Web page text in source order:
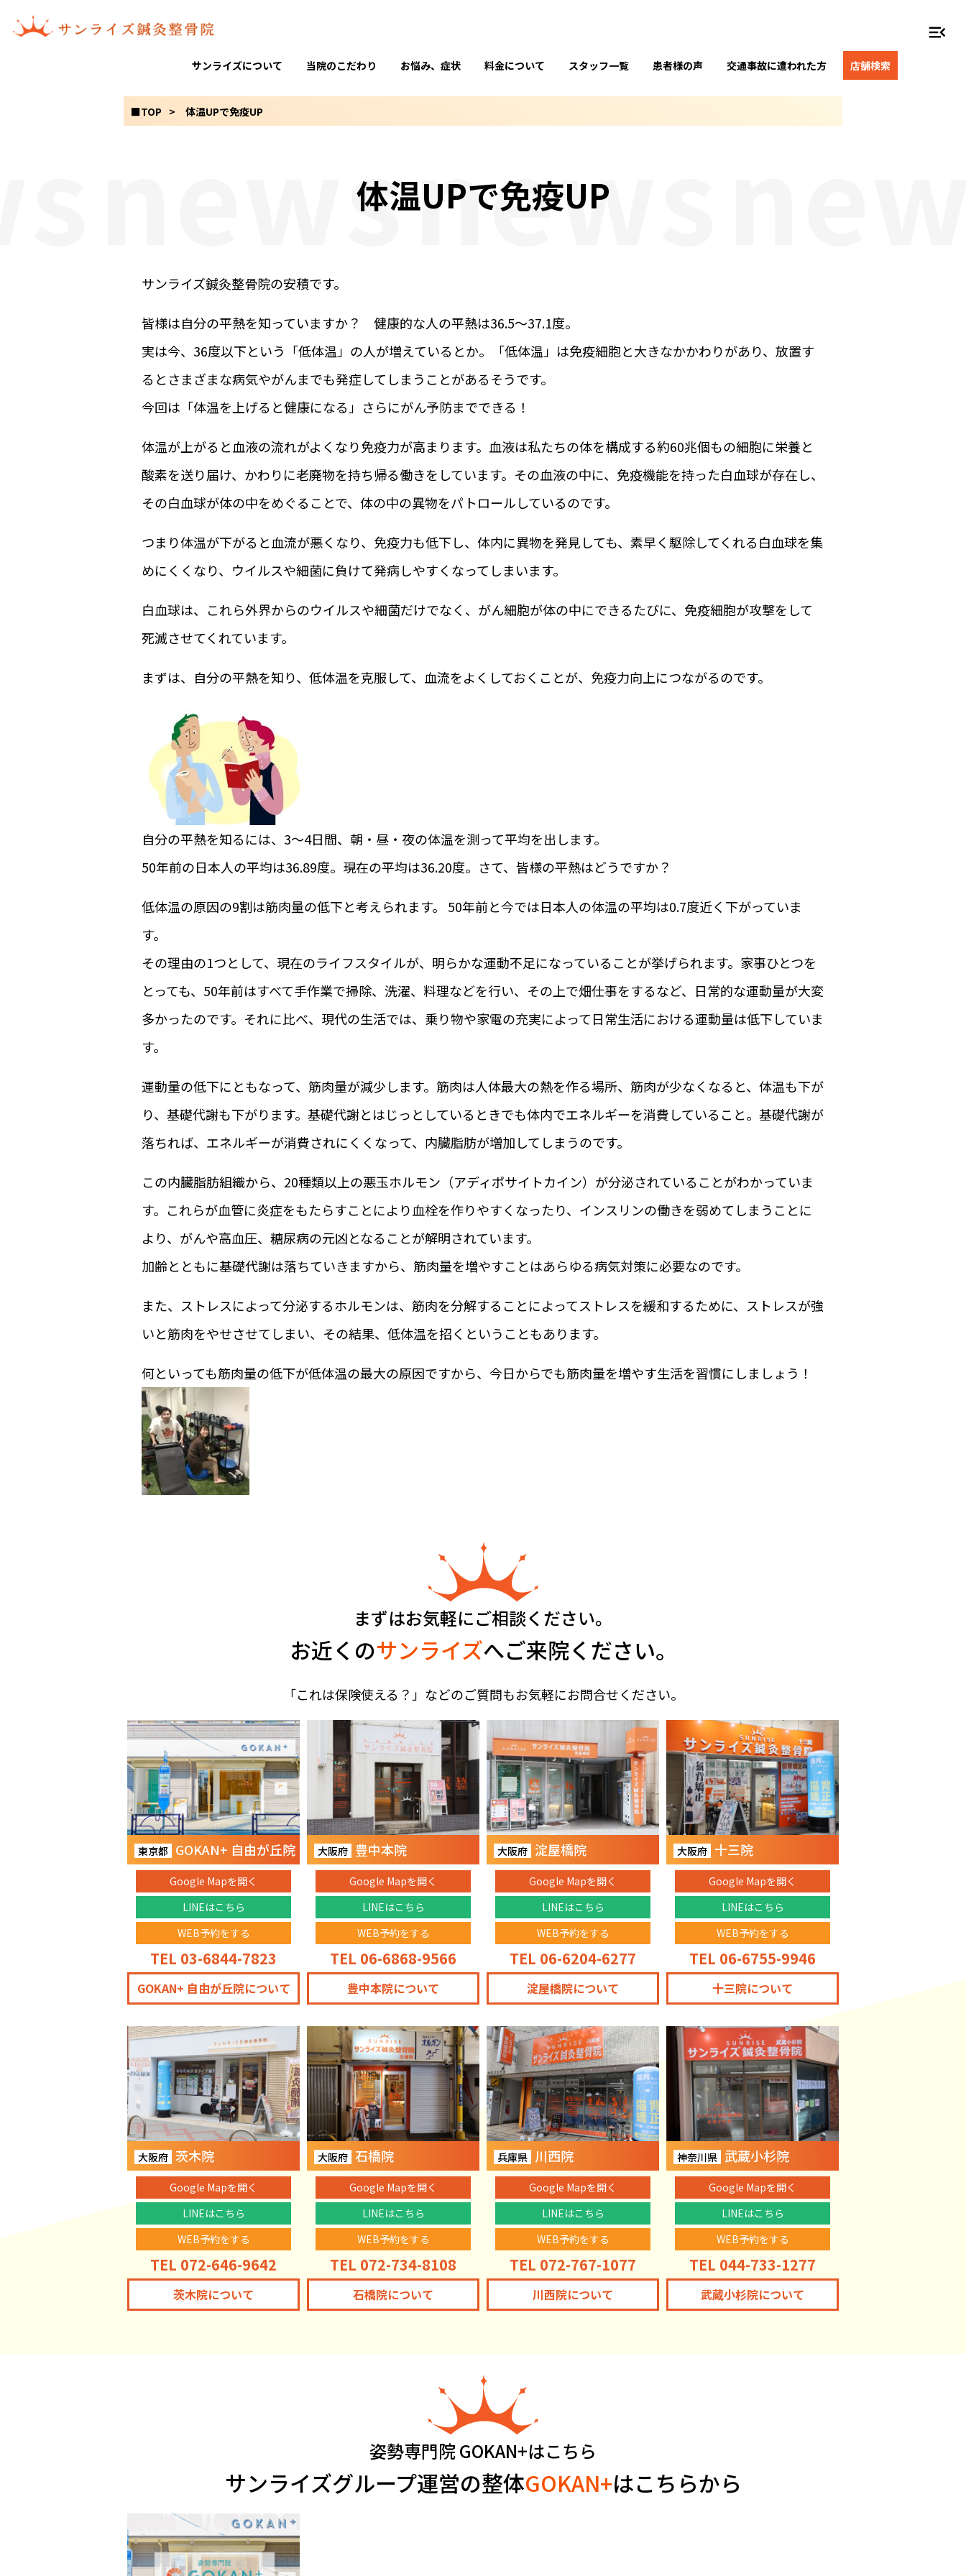
サンライズについて 当院のこだわり お悩み、症状 料金について スタッフ一覧 患者様の声 交通事故に遭われた方 店舗検索
menu_open
■TOP 体温UPで免疫UP
newsnews
体温UPで免疫UP
サンライズ鍼灸整骨院の安積です。
皆様は自分の平熱を知っていますか？ 健康的な人の平熱は36.5～37.1度。
実は今、36度以下という「低体温」の人が増えているとか。「低体温」は免疫細胞と大きなかかわりがあり、放置す
るとさまざまな病気やがんまでも発症してしまうことがあるそうです。
今回は「体温を上げると健康になる」さらにがん予防までできる！
体温が上がると血液の流れがよくなり免疫力が高まります。血液は私たちの体を構成する約60兆個もの細胞に栄養と
酸素を送り届け、かわりに老廃物を持ち帰る働きをしています。その血液の中に、免疫機能を持った白血球が存在し、
その白血球が体の中をめぐることで、体の中の異物をパトロールしているのです。
つまり体温が下がると血流が悪くなり、免疫力も低下し、体内に異物を発見しても、素早く駆除してくれる白血球を集
めにくくなり、ウイルスや細菌に負けて発病しやすくなってしまいます。
白血球は、これら外界からのウイルスや細菌だけでなく、がん細胞が体の中にできるたびに、免疫細胞が攻撃をして
死滅させてくれています。
まずは、自分の平熱を知り、低体温を克服して、血流をよくしておくことが、免疫力向上につながるのです。
自分の平熱を知るには、3～4日間、朝・昼・夜の体温を測って平均を出します。
50年前の日本人の平均は36.89度。現在の平均は36.20度。さて、皆様の平熱はどうですか？
低体温の原因の9割は筋肉量の低下と考えられます。 50年前と今では日本人の体温の平均は0.7度近く下がっていま
す。
その理由の1つとして、現在のライフスタイルが、明らかな運動不足になっていることが挙げられます。家事ひとつを
とっても、50年前はすべて手作業で掃除、洗濯、料理などを行い、その上で畑仕事をするなど、日常的な運動量が大変
多かったのです。それに比べ、現代の生活では、乗り物や家電の充実によって日常生活における運動量は低下していま
す。
運動量の低下にともなって、筋肉量が減少します。筋肉は人体最大の熱を作る場所、筋肉が少なくなると、体温も下が
り、基礎代謝も下がります。基礎代謝とはじっとしているときでも体内でエネルギーを消費していること。基礎代謝が
落ちれば、エネルギーが消費されにくくなって、内臓脂肪が増加してしまうのです。
この内臓脂肪組織から、20種類以上の悪玉ホルモン（アディポサイトカイン）が分泌されていることがわかっていま
す。これらが血管に炎症をもたらすことにより血栓を作りやすくなったり、インスリンの働きを弱めてしまうことに
より、がんや高血圧、糖尿病の元凶となることが解明されています。
加齢とともに基礎代謝は落ちていきますから、筋肉量を増やすことはあらゆる病気対策に必要なのです。
また、ストレスによって分泌するホルモンは、筋肉を分解することによってストレスを緩和するために、ストレスが強
いと筋肉をやせさせてしまい、その結果、低体温を招くということもあります。
何といっても筋肉量の低下が低体温の最大の原因ですから、今日からでも筋肉量を増やす生活を習慣にしましょう！
まずはお気軽にご相談ください。
お近くのサンライズへご来院ください。
「これは保険使える？」などのご質問もお気軽にお問合せください。
東京都 GOKAN+ 自由が丘院
Google Mapを開く
LINEはこちら
WEB予約をする
TEL 03-6844-7823
GOKAN+ 自由が丘院について
大阪府 豊中本院
Google Mapを開く
LINEはこちら
WEB予約をする
TEL 06-6868-9566
豊中本院について
大阪府 淀屋橋院
Google Mapを開く
LINEはこちら
WEB予約をする
TEL 06-6204-6277
淀屋橋院について
大阪府 十三院
Google Mapを開く
LINEはこちら
WEB予約をする
TEL 06-6755-9946
十三院について
大阪府 茨木院
Google Mapを開く
LINEはこちら
WEB予約をする
TEL 072-646-9642
茨木院について
大阪府 石橋院
Google Mapを開く
LINEはこちら
WEB予約をする
TEL 072-734-8108
石橋院について
兵庫県 川西院
Google Mapを開く
LINEはこちら
WEB予約をする
TEL 072-767-1077
川西院について
神奈川県 武蔵小杉院
Google Mapを開く
LINEはこちら
WEB予約をする
TEL 044-733-1277
武蔵小杉院について
姿勢専門院 GOKAN+はこちら
サンライズグループ運営の整体GOKAN+はこちらから